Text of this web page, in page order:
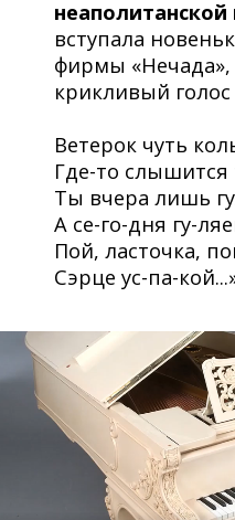
вступала
фирмы «Нечада»,
крикливый
Ветерок чуть
Где-то слышится
Ты вчера лишь
А се-го-дня гу-
Пой, ласточка,
Сэрце ус-па-